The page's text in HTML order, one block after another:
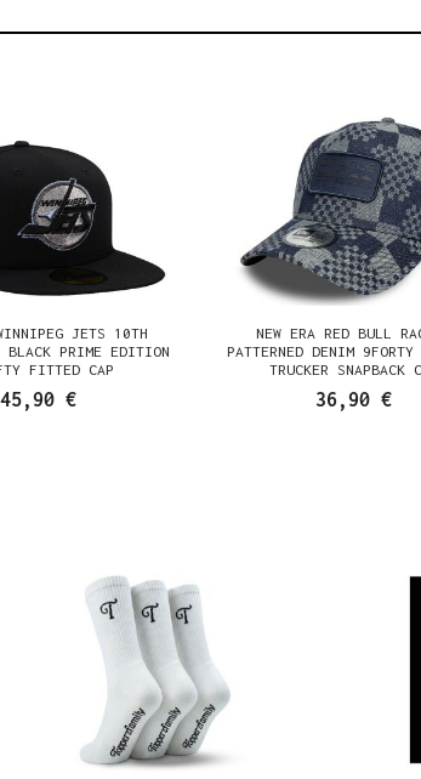
JETS 10TH
BLACK PRIME EDITION
FITTED CAP
45,90 €
NEW ERA RED BULL
PATTERNED DENIM 9FORTY
TRUCKER SNAPBACK
36,90 €